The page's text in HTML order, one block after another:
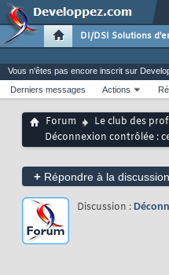
DI/DSI Solutions
Vous n'êtes pas encore inscrit sur
Derniers messages
Actions
Forum Le club des
Déconnexion contrôlée :
+ Répondre à la discussion
Discussion :